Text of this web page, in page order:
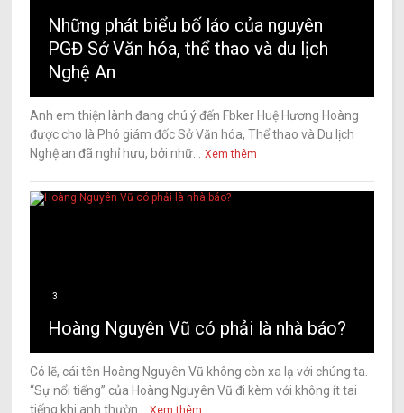
Những phát biểu bố láo của nguyên
PGĐ Sở Văn hóa, thể thao và du lịch
Nghệ An
Anh em thiện lành đang chú ý đến Fbker Huệ Hương Hoàng
được cho là Phó giám đốc Sở Văn hóa, Thể thao và Du lịch
Nghệ an đã nghỉ hưu, bởi nhữ... Xem thêm
3
Hoàng Nguyên Vũ có phải là nhà báo?
Có lẽ, cái tên Hoàng Nguyên Vũ không còn xa lạ với chúng ta.
“Sự nổi tiếng” của Hoàng Nguyên Vũ đi kèm với không ít tai
tiếng khi anh thườn...